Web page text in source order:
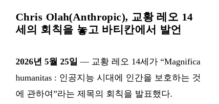
Chris Olah(Anthropic), 교황 레오 14
세의 회칙을 놓고 바티칸에서 발언
2026년 5월 25일 — 교황 레오 14세가 “Magnifica
humanitas : 인공지능 시대에 인간을 보호하는 것
에 관하여”라는 제목의 회칙을 발표했다.